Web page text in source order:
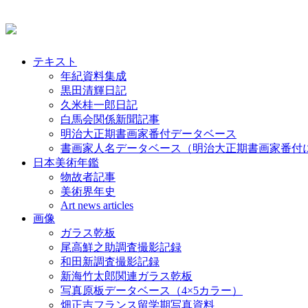
テキスト
年紀資料集成
黒田清輝日記
久米桂一郎日記
白馬会関係新聞記事
明治大正期書画家番付データベース
書画家人名データベース（明治大正期書画家番付
日本美術年鑑
物故者記事
美術界年史
Art news articles
画像
ガラス乾板
尾高鮮之助調査撮影記録
和田新調査撮影記録
新海竹太郎関連ガラス乾板
写真原板データベース（4×5カラー）
畑正吉フランス留学期写真資料